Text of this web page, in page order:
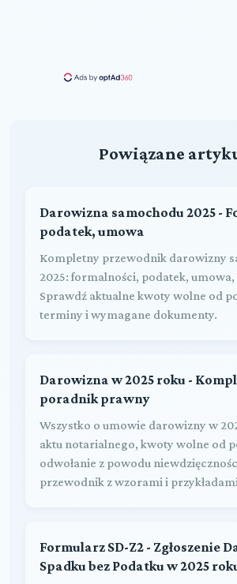
Powiązane
Darowizna samochodu 2025 -
podatek, umowa
Kompletny przewodnik darowizny
2025: formalności, podatek,
Sprawdź aktualne kwoty wolne od
terminy i wymagane dokumenty.
Darowizna w 2025 roku -
poradnik prawny
Wszystko o umowie darowizny w
aktu notarialnego, kwoty wolne od
odwołanie z powodu
przewodnik z wzorami i przykładami
Formularz SD-Z2 - Zgłoszenie
Spadku bez Podatku w 2025